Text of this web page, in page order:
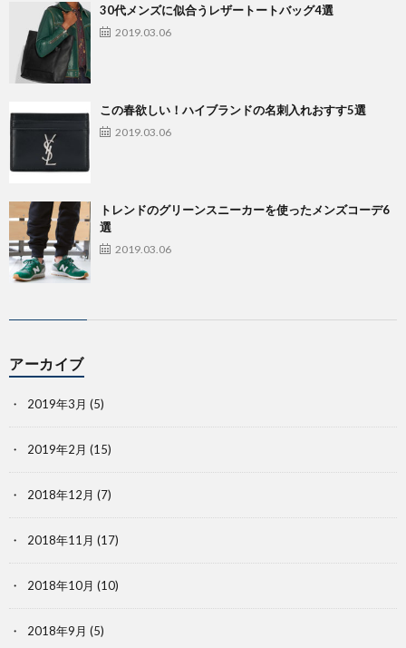
30代メンズに似合うレザートートバッグ4選
2019.03.06
この春欲しい！ハイブランドの名刺入れおすす5選
2019.03.06
トレンドのグリーンスニーカーを使ったメンズコーデ6
選
2019.03.06
アーカイブ
2019年3月 (5)
2019年2月 (15)
2018年12月 (7)
2018年11月 (17)
2018年10月 (10)
2018年9月 (5)